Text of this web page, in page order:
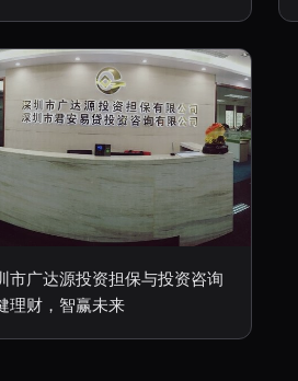
市广达源投资担保与投资咨询
理财，智赢未来